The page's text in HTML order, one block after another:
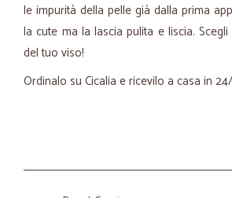
le impurità della pelle già dalla prima
la cute ma la lascia pulita e liscia.
del tuo viso!
Ordinalo su Cicalia e ricevilo a casa in